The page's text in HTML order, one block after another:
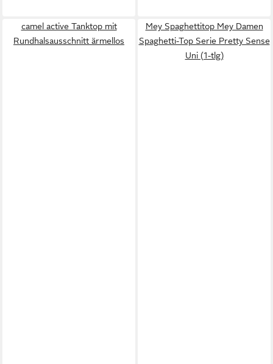
camel active Tanktop mit
Rundhalsausschnitt ärmellos
Mey Spaghettitop Mey Damen
Spaghetti-Top Serie Pretty Sense
Uni (1-tlg)